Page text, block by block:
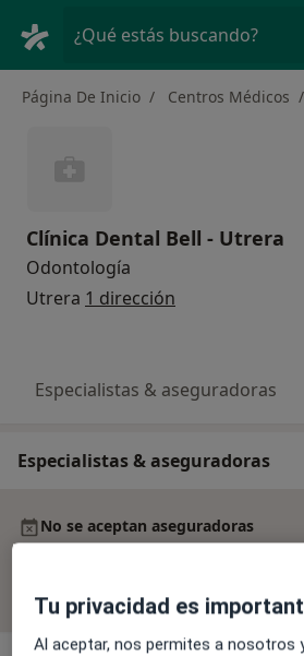
¿Qué estás buscando?
Página De Inicio Centros Médicos
Clínica Dental Bell - Utrera
Odontología
Utrera 1 dirección
Especialistas & aseguradoras
Especialistas & aseguradoras
No se aceptan aseguradoras
pacientes privados.
Tu privacidad es
Al aceptar, nos permites a nosotros